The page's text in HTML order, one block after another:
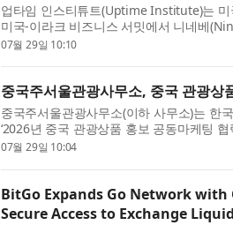
업타임 인스티튜트(Uptime Institute)는
미국-이라크 비즈니스 서밋에서 니네베
고 발표했다. 이 파트너십은 역내 디지털
07월 29일 10:10
중국주서울관광사무소, 중국 관광상
중국주서울관광사무소(이하 사무소)는 한
‘2026년 중국 관광상품 홍보 공동마케팅
여 여행사를 모집한다고 밝혔다. 최근 중
07월 29일 10:04
BitGo Expands Go Network
Secure Access to Exchange